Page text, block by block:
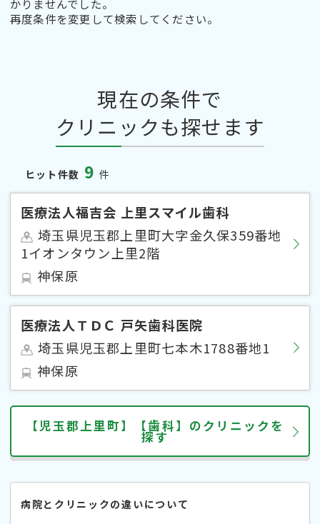
かりませんでした。
再度条件を変更して検索してください。
現在の条件で
クリニックも探せます
ヒット件数 9 件
医療法人福吉会 上里スマイル歯科
埼玉県児玉郡上里町大字金久保359番地
1イオンタウン上里2階
神保原
医療法人ＴＤＣ 戸矢歯科医院
埼玉県児玉郡上里町七本木1788番地1
神保原
【児玉郡上里町】【歯科】のクリニックを
探す
病院とクリニックの違いについて